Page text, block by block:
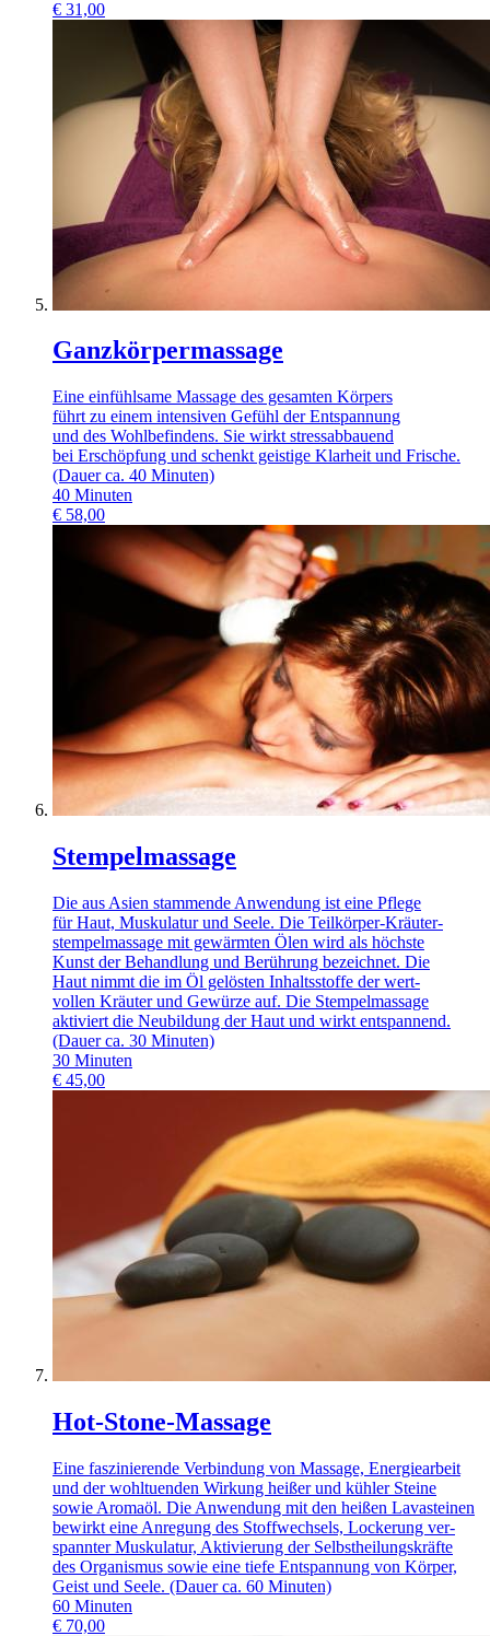
€ 31,00
Ganzkörpermassage
Eine einfühlsame Massage des gesamten Körpers
führt zu einem intensiven Gefühl der Entspannung
und des Wohlbefindens. Sie wirkt stressabbauend
bei Erschöpfung und schenkt geistige Klarheit und Frische.
(Dauer ca. 40 Minuten)
40 Minuten
€ 58,00
Stempelmassage
Die aus Asien stammende Anwendung ist eine Pflege
für Haut, Muskulatur und Seele. Die Teilkörper-Kräuter-
stempelmassage mit gewärmten Ölen wird als höchste
Kunst der Behandlung und Berührung bezeichnet. Die
Haut nimmt die im Öl gelösten Inhaltsstoffe der wert-
vollen Kräuter und Gewürze auf. Die Stempelmassage
aktiviert die Neubildung der Haut und wirkt entspannend.
(Dauer ca. 30 Minuten)
30 Minuten
€ 45,00
Hot-Stone-Massage
Eine faszinierende Verbindung von Massage, Energiearbeit
und der wohltuenden Wirkung heißer und kühler Steine
sowie Aromaöl. Die Anwendung mit den heißen Lavasteinen
bewirkt eine Anregung des Stoffwechsels, Lockerung ver-
spannter Muskulatur, Aktivierung der Selbstheilungskräfte
des Organismus sowie eine tiefe Entspannung von Körper,
Geist und Seele. (Dauer ca. 60 Minuten)
60 Minuten
€ 70,00